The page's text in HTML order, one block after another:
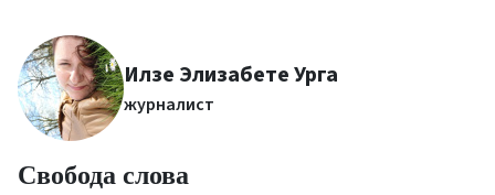
Илзе Элизабете Урга
журналист
Свобода слова